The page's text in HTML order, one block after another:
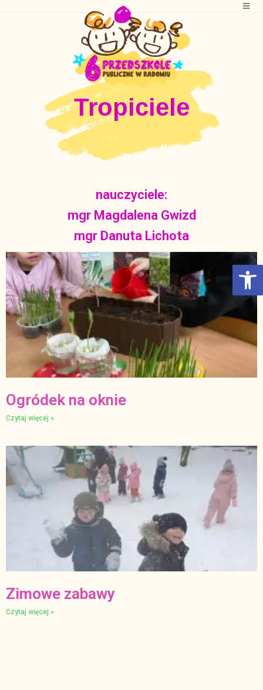
Otwórz Pasek narzędzi
Tropiciele
nauczyciele:
mgr Magdalena Gwizd
mgr Danuta Lichota
Ogródek na oknie
Czytaj więcej »
Zimowe zabawy
Czytaj więcej »